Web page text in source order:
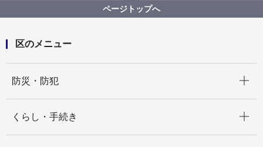
脳血管疾患の後遺症のある方へ（40歳～65歳未満の
方）
ページトップへ
区のメニュー
防災・防犯
くらし・手続き